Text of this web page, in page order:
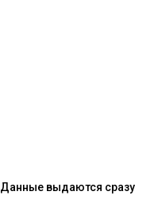
Данные выдаются сразу